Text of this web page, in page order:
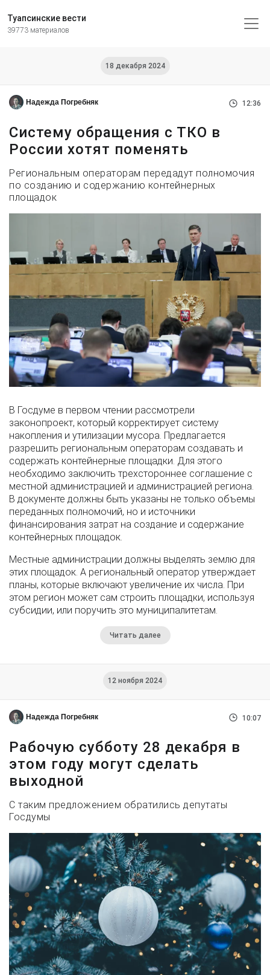
Туапсинские вести
39773 материалов
18 декабря 2024
Надежда Погребняк 12:36
Систему обращения с ТКО в
России хотят поменять
Региональным операторам передадут полномочия
по созданию и содержанию контейнерных
площадок
В Госдуме в первом чтении рассмотрели
законопроект, который корректирует систему
накопления и утилизации мусора. Предлагается
разрешить региональным операторам создавать и
содержать контейнерные площадки. Для этого
необходимо заключить трехстороннее соглашение с
местной администрацией и администрацией региона.
В документе должны быть указаны не только объемы
переданных полномочий, но и источники
финансирования затрат на создание и содержание
контейнерных площадок.
Местные администрации должны выделять землю для
этих площадок. А региональный оператор утверждает
планы, которые включают увеличение их числа. При
этом регион может сам строить площадки, используя
субсидии, или поручить это муниципалитетам.
Читать далее
12 ноября 2024
Надежда Погребняк 10:07
Рабочую субботу 28 декабря в
этом году могут сделать
выходной
С таким предложением обратились депутаты
Госдумы